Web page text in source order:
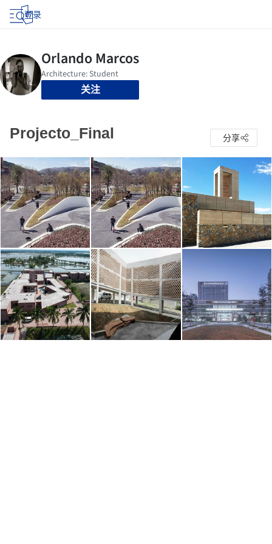
登录
关注
Projecto_Final 分享